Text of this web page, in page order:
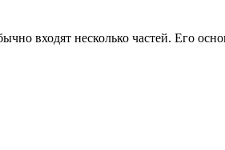
входят несколько частей. Его